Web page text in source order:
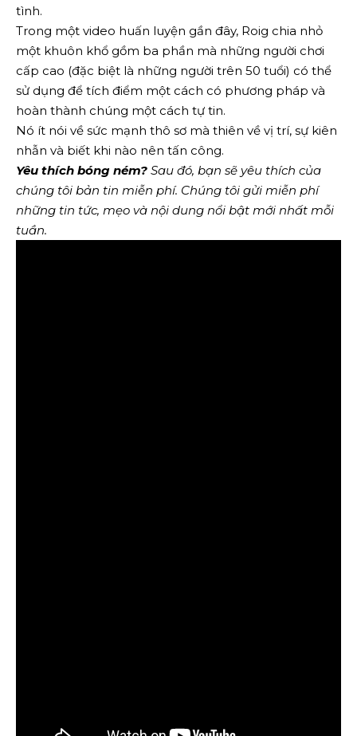
tình.
Trong một video huấn luyện gần đây, Roig chia nhỏ
một khuôn khổ gồm ba phần mà những người chơi
cấp cao (đặc biệt là những người trên 50 tuổi) có thể
sử dụng để tích điểm một cách có phương pháp và
hoàn thành chúng một cách tự tin.
Nó ít nói về sức mạnh thô sơ mà thiên về vị trí, sự kiên
nhẫn và biết khi nào nên tấn công.
Yêu thích bóng ném? Sau đó, bạn sẽ yêu thích của
chúng tôi bản tin miễn phí. Chúng tôi gửi miễn phí
những tin tức, mẹo và nội dung nổi bật mới nhất mỗi
tuần.